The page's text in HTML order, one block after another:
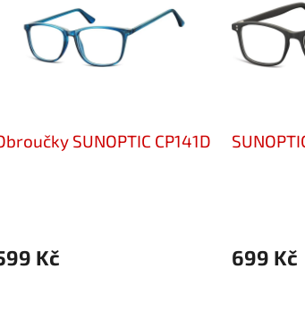
SUNOPTIC CP141D
Kč 699 Kč